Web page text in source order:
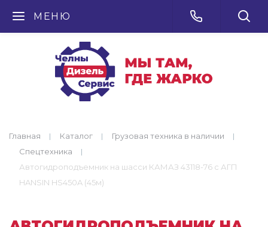
МЕНЮ
Главная Каталог
Грузовая техника в наличии
Спецтехника
Автогидроподъемник на шасси КАМАЗ 43118-76 с АГП
HANSIN HS450A (45м)